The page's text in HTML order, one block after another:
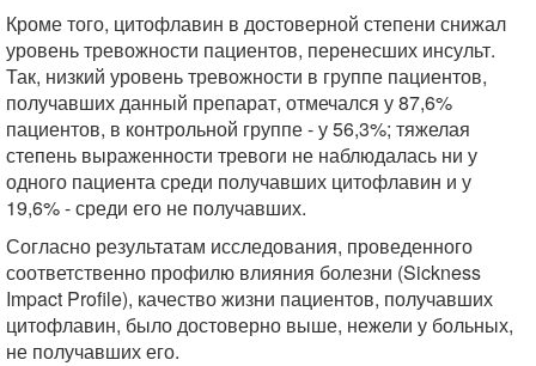
Кроме того, цитофлавин в достоверной степени снижал
уровень тревожности пациентов, перенесших инсульт.
Так, низкий уровень тревожности в группе пациентов,
получавших данный препарат, отмечался у 87,6%
пациентов, в контрольной группе - у 56,3%; тяжелая
степень выраженности тревоги не наблюдалась ни у
одного пациента среди получавших цитофлавин и у
19,6% - среди его не получавших.
Согласно результатам исследования, проведенного
соответственно профилю влияния болезни (Sickness
Impact Profile), качество жизни пациентов, получавших
цитофлавин, было достоверно выше, нежели у больных,
не получавших его.